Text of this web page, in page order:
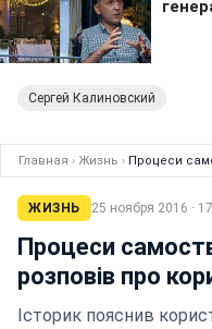
Сергей Калиновский
Главная › Жизнь › Процеси
ЖИЗНЬ 25 ноября 2016 ·
Процеси
розповів про
Історик пояснив